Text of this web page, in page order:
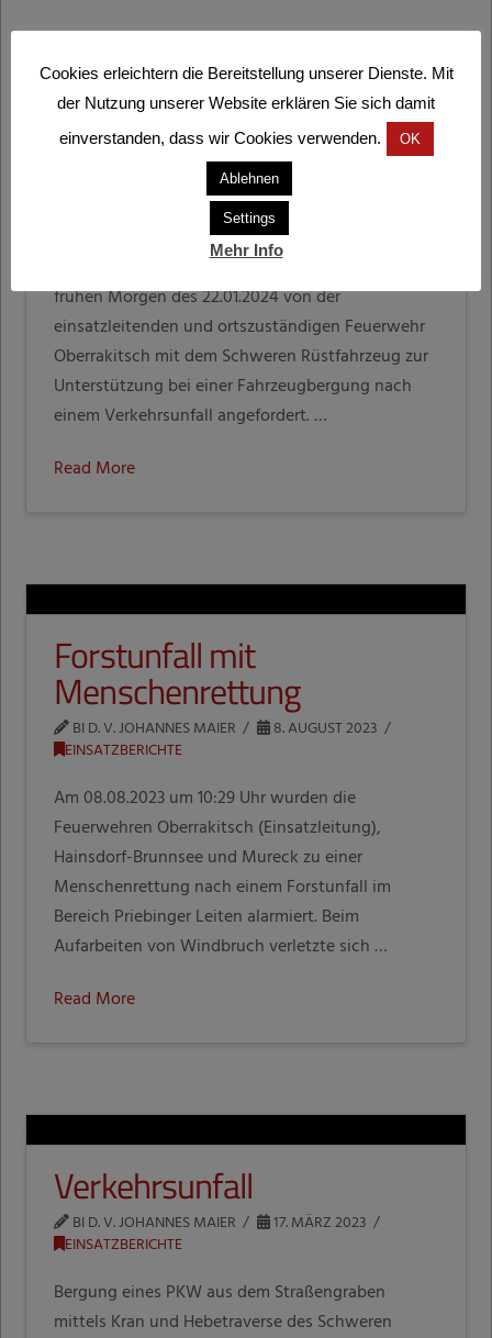
Bergung eines
Kastenwagens
BI D. V. JOHANNES MAIER
22. JANUAR 2024
Die Freiwillige Feuerwehr Mureck wurde am
frühen Morgen des 22.01.2024 von der
einsatzleitenden und ortszuständigen Feuerwehr
Oberrakitsch mit dem Schweren Rüstfahrzeug zur
Unterstützung bei einer Fahrzeugbergung nach
einem Verkehrsunfall angefordert. …
Read More
Forstunfall mit
Menschenrettung
BI D. V. JOHANNES MAIER
8. AUGUST 2023
EINSATZBERICHTE
Am 08.08.2023 um 10:29 Uhr wurden die
Feuerwehren Oberrakitsch (Einsatzleitung),
Hainsdorf-Brunnsee und Mureck zu einer
Menschenrettung nach einem Forstunfall im
Bereich Priebinger Leiten alarmiert. Beim
Aufarbeiten von Windbruch verletzte sich …
Read More
Verkehrsunfall
BI D. V. JOHANNES MAIER
17. MÄRZ 2023
EINSATZBERICHTE
Bergung eines PKW aus dem Straßengraben
mittels Kran und Hebetraverse des Schweren
Cookies erleichtern die Bereitstellung unserer Dienste. Mit
der Nutzung unserer Website erklären Sie sich damit
einverstanden, dass wir Cookies verwenden.
OK
Ablehnen
Settings
Mehr Info